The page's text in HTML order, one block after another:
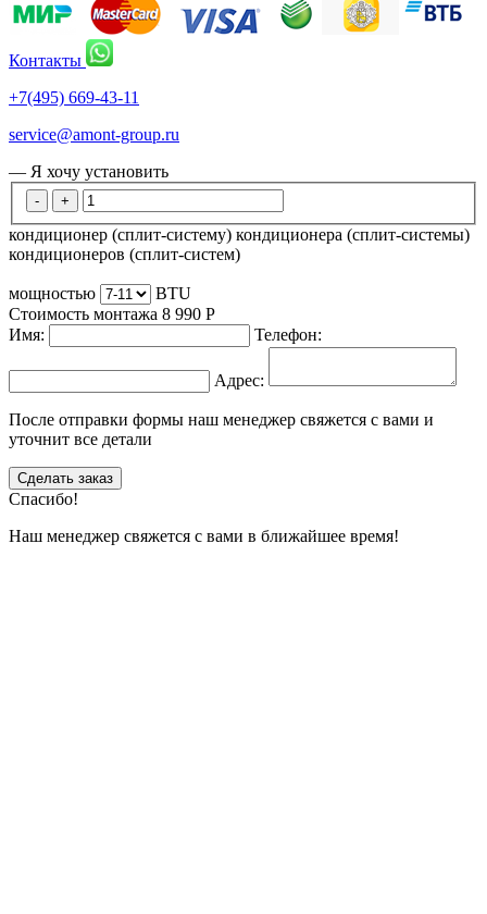
Контакты
+7(495) 669-43-11
service@amont-group.ru
— Я хочу установить
- +
кондиционер (сплит-систему) кондиционера (сплит-системы)
кондиционеров (сплит-систем)
мощностью
BTU
Стоимость монтажа 8 990 Р
Имя:
Телефон:
Адрес:
После отправки формы наш менеджер свяжется с вами и
уточнит все детали
Сделать заказ
Спасибо!
Наш менеджер свяжется с вами в ближайшее время!